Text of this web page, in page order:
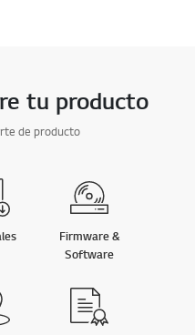
tu producto
de producto
Firmware &
Software